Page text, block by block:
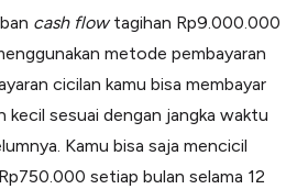
cash flowtagihan Rp9.000.000
metode pembayaran
cicilan kamu bisa membayar
kecil sesuai dengan jangka waktu
Kamu bisa saja mencicil
setiap bulan selama 12